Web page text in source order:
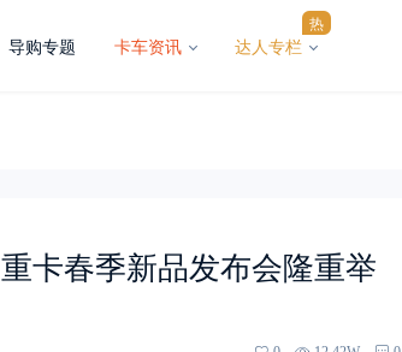
导购专题 卡车资讯 达人专栏
热
卡春季新品发布会隆重举